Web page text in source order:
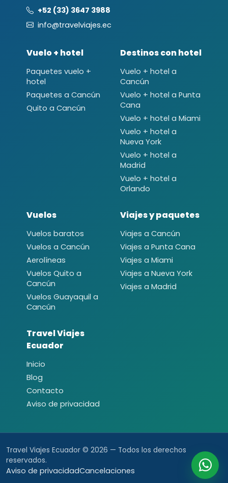
+52 (33) 3647 3988
info@travelviajes.ec
Vuelo + hotel
Paquetes vuelo +
hotel
Paquetes a Cancún
Quito a Cancún
Destinos con hotel
Vuelo + hotel a
Cancún
Vuelo + hotel a Punta
Cana
Vuelo + hotel a Miami
Vuelo + hotel a
Nueva York
Vuelo + hotel a
Madrid
Vuelo + hotel a
Orlando
Vuelos
Vuelos baratos
Vuelos a Cancún
Aerolíneas
Vuelos Quito a
Cancún
Vuelos Guayaquil a
Cancún
Viajes y paquetes
Viajes a Cancún
Viajes a Punta Cana
Viajes a Miami
Viajes a Nueva York
Viajes a Madrid
Travel Viajes
Ecuador
Inicio
Blog
Contacto
Aviso de privacidad
Travel Viajes Ecuador © 2026 — Todos los derechos
reservados.
Aviso de privacidadCancelaciones